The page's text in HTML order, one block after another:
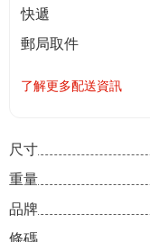
快遞
郵局取件
了解更多配送資訊
尺寸
重量
品牌
條碼